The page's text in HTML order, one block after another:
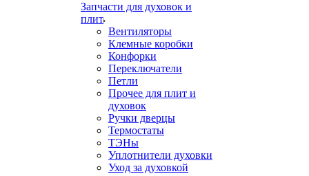
Запчасти для духовок и
плит
Вентиляторы
Клемные коробки
Конфорки
Переключатели
Петли
Прочее для плит и
духовок
Ручки дверцы
Термостаты
ТЭНы
Уплотнители духовки
Уход за духовкой